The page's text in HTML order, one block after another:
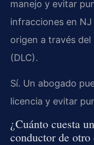
manejo y evitar
infracciones en
origen a través
(DLC).
Sí. Un abogado
licencia y evitar
¿Cuánto cuesta
conductor de otro